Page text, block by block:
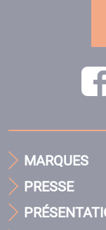
MARQUES
PRESSE